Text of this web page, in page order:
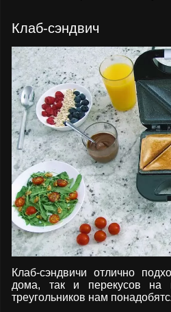
Клаб-сэндвич
Клаб-сэндвичи отлично
дома, так и перекусов на
треугольников нам